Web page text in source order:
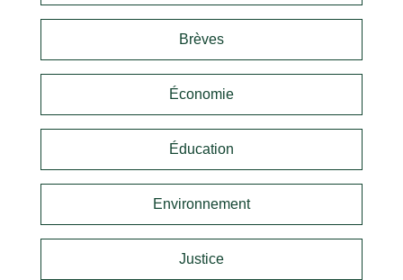
Brèves
Économie
Éducation
Environnement
Justice